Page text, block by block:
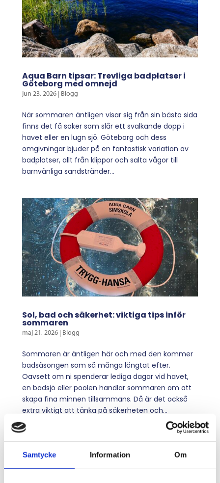
Samtycke Information Om
Aqua Barn tipsar: Trevliga badplatser i
Göteborg med omnejd
jun 23, 2026| Blogg
När sommaren äntligen visar sig från sin bästa sida
finns det få saker som slår ett svalkande dopp i
havet eller en lugn sjö. Göteborg och dess
omgivningar bjuder på en fantastisk variation av
badplatser, allt från klippor och salta vågor till
barnvänliga sandstränder...
Sol, bad och säkerhet: viktiga tips inför
sommaren
maj 21, 2026| Blogg
Sommaren är äntligen här och med den kommer
badsäsongen som så många längtat efter.
Oavsett om ni spenderar lediga dagar vid havet,
en badsjö eller poolen handlar sommaren om att
skapa fina minnen tillsammans. Då är det också
extra viktigt att tänka på säkerheten och...